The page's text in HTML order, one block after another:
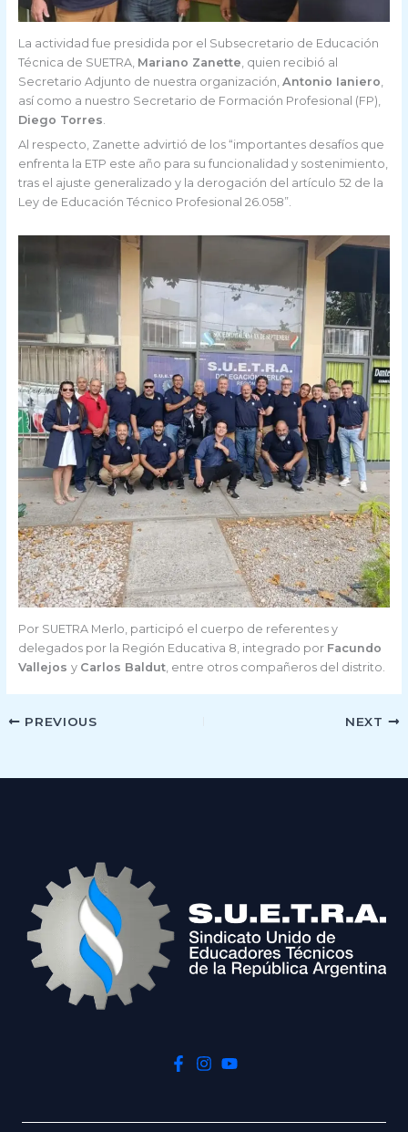
La actividad fue presidida por el Subsecretario de Educación
Técnica de SUETRA, Mariano Zanette , quien recibió al
Secretario Adjunto de nuestra organización, Antonio Ianiero
así como a nuestro Secretario de Formación Profesional (FP),
Diego Torres
Al respecto, Zanette advirtió de los “importantes desafíos que
enfrenta la ETP este año para su funcionalidad y sostenimiento,
tras el ajuste generalizado y la derogación del artículo 52 de la
Ley de Educación Técnico Profesional 26.058”.
Por SUETRA Merlo, participó el cuerpo de referentes y
delegados por la Región Educativa 8, integrado por Facundo
Vallejos y Carlos Baldut, entre otros compañeros del distrito.
PREVIOUS NEXT